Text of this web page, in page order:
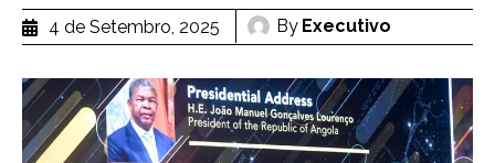
4 de Setembro, 2025 By Executivo